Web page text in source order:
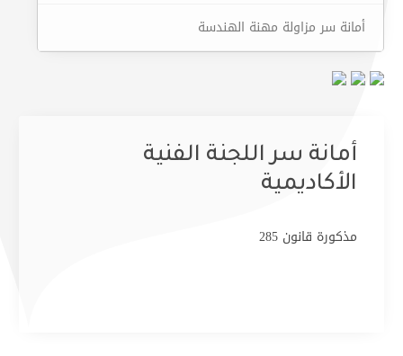
أمانة سر مزاولة مهنة الهندسة
أمانة سر اللجنة الفنية
الأكاديمية
مذكورة قانون 285